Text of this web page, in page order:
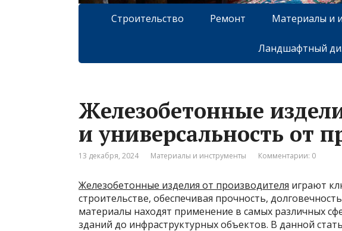
Строительство Ремонт Материалы и
Ландшафтный
Железобетонные
и универсальность от
13 декабря, 2024 Материалы и инструменты Комментарии: 0
Железобетонные изделия от производителя играют
строительстве, обеспечивая прочность,
материалы находят применение в самых различных
зданий до инфраструктурных объектов. В данной